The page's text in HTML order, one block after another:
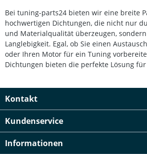
Bei tuning-parts24 bieten wir eine breite
hochwertigen Dichtungen, die nicht nur
und Materialqualität überzeugen,
Langlebigkeit. Egal, ob Sie einen
oder Ihren Motor für ein Tuning
Dichtungen bieten die perfekte Lösung
Kontakt
Kundenservice
Informationen